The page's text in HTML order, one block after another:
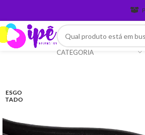
CATEGORIA
ESGO
TADO